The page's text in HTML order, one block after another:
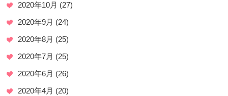
2020年10月 (27)
2020年9月 (24)
2020年8月 (25)
2020年7月 (25)
2020年6月 (26)
2020年4月 (20)